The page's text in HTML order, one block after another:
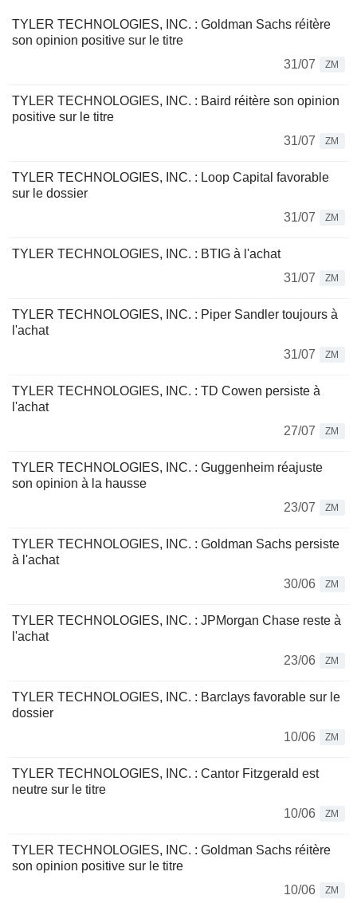
TYLER TECHNOLOGIES, INC. : Goldman Sachs réitère
son opinion positive sur le titre
31/07
ZM
TYLER TECHNOLOGIES, INC. : Baird réitère son opinion
positive sur le titre
31/07
ZM
TYLER TECHNOLOGIES, INC. : Loop Capital favorable
sur le dossier
31/07
ZM
TYLER TECHNOLOGIES, INC. : BTIG à l'achat
31/07
ZM
TYLER TECHNOLOGIES, INC. : Piper Sandler toujours à
l'achat
31/07
ZM
TYLER TECHNOLOGIES, INC. : TD Cowen persiste à
l'achat
27/07
ZM
TYLER TECHNOLOGIES, INC. : Guggenheim réajuste
son opinion à la hausse
23/07
ZM
TYLER TECHNOLOGIES, INC. : Goldman Sachs persiste
à l'achat
30/06
ZM
TYLER TECHNOLOGIES, INC. : JPMorgan Chase reste à
l'achat
23/06
ZM
TYLER TECHNOLOGIES, INC. : Barclays favorable sur le
dossier
10/06
ZM
TYLER TECHNOLOGIES, INC. : Cantor Fitzgerald est
neutre sur le titre
10/06
ZM
TYLER TECHNOLOGIES, INC. : Goldman Sachs réitère
son opinion positive sur le titre
10/06
ZM